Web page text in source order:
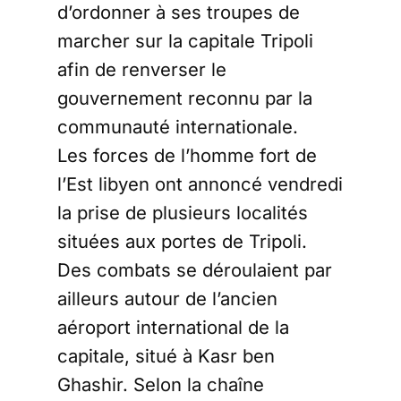
d’ordonner à ses troupes de
marcher sur la capitale Tripoli
afin de renverser le
gouvernement reconnu par la
communauté internationale.
Les forces de l’homme fort de
l’Est libyen ont annoncé vendredi
la prise de plusieurs localités
situées aux portes de Tripoli.
Des combats se déroulaient par
ailleurs autour de l’ancien
aéroport international de la
capitale, situé à Kasr ben
Ghashir. Selon la chaîne